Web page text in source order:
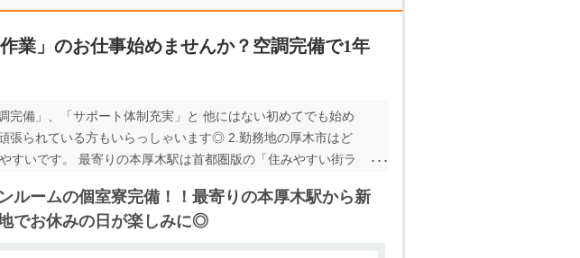
業」のお仕事始めませんか？空調完備で1年
備」、「サポート体制充実」と 他にはない初めてでも始め
られている方もいらっしゃいます◎ 2.勤務地の厚木市はど
すいです。 最寄りの本厚木駅は首都圏版の「住みやすい街ラ
です！ 何かとちょうどイイ街です◎ 3.どのようなお住まい
り、もちろん全て「個室」です。 通常敷金・礼金などで10
きも不要のため、カバン１つで来られる方もいます◎ 気軽
ルームの個室寮完備！！最寄りの本厚木駅から新
でお休みの日が楽しみに◎